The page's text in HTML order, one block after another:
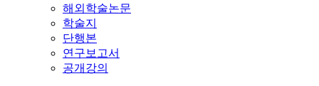
해외학술논문
학술지
단행본
연구보고서
공개강의